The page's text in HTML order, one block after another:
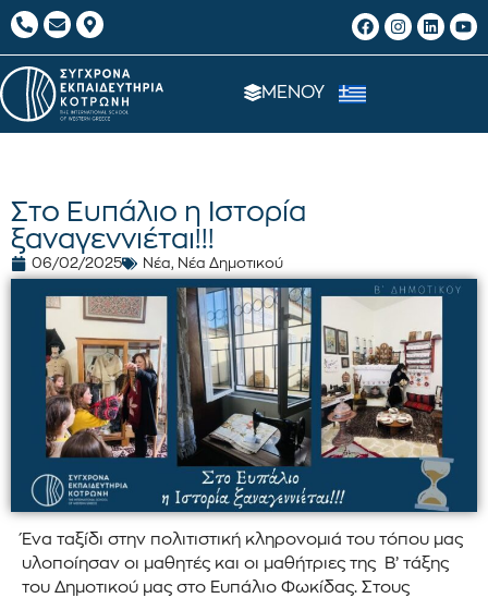
ΜΕΝΟΥ
Στο Ευπάλιο η Ιστορία
ξαναγεννιέται!!!
06/02/2025 Νέα, Νέα Δημοτικού
Ένα ταξίδι στην πολιτιστική κληρονομιά του τόπου μας
υλοποίησαν οι μαθητές και οι μαθήτριες της Β’ τάξης
του Δημοτικού μας στο Ευπάλιο Φωκίδας. Στους